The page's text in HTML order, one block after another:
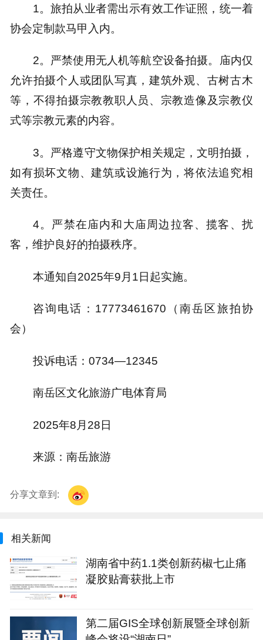
1。旅拍从业者需出示有效工作证照，统一着
协会定制款马甲入内。
2。严禁使用无人机等航空设备拍摄。庙内仅
允许拍摄个人或团队写真，建筑外观、古树古木
等，不得拍摄宗教教职人员、宗教造像及宗教仪
式等宗教元素的内容。
3。严格遵守文物保护相关规定，文明拍摄，
如有损坏文物、建筑或设施行为，将依法追究相
关责任。
4。严禁在庙内和大庙周边拉客、揽客、扰
客，维护良好的拍摄秩序。
本通知自2025年9月1日起实施。
咨询电话：17773461670（南岳区旅拍协
会）
投诉电话：0734—12345
南岳区文化旅游广电体育局
2025年8月28日
来源：南岳旅游
分享文章到:
相关新闻
湖南省中药1.1类创新药椒七止痛
凝胶贴膏获批上市
第二届GIS全球创新展暨全球创新